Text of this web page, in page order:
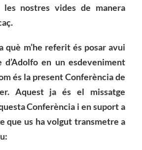
nostres vides de manera
què m’he referit és posar avui
d’Adolfo en un esdeveniment
és la present Conferència de
Aquest ja és el missatge
Conferència i en suport a
que us ha volgut transmetre a